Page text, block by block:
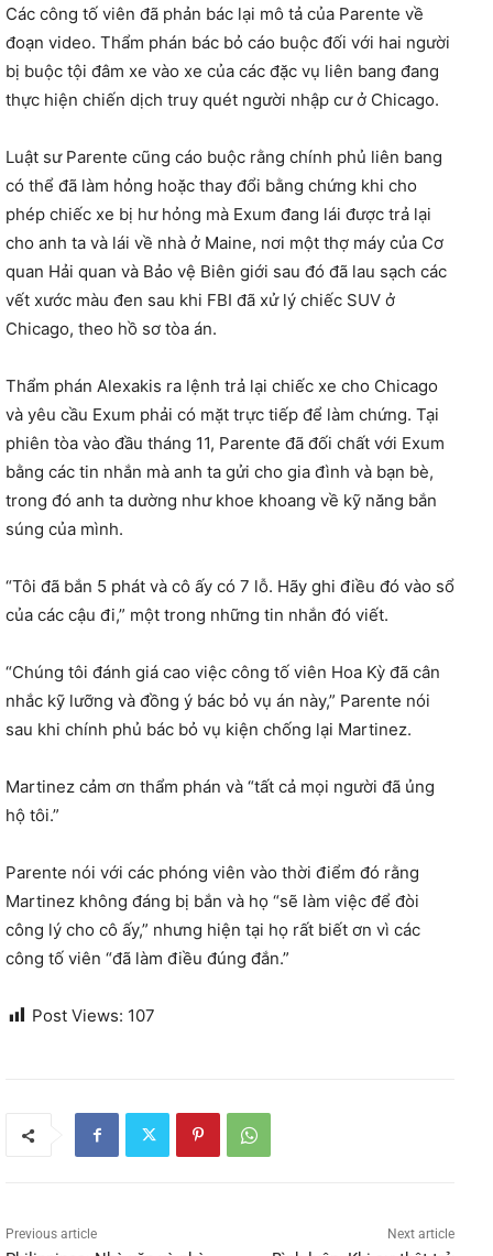
Các công tố viên đã phản bác lại mô tả của Parente về
đoạn video. Thẩm phán bác bỏ cáo buộc đối với hai người
bị buộc tội đâm xe vào xe của các đặc vụ liên bang đang
thực hiện chiến dịch truy quét người nhập cư ở Chicago.
Luật sư Parente cũng cáo buộc rằng chính phủ liên bang
có thể đã làm hỏng hoặc thay đổi bằng chứng khi cho
phép chiếc xe bị hư hỏng mà Exum đang lái được trả lại
cho anh ta và lái về nhà ở Maine, nơi một thợ máy của Cơ
quan Hải quan và Bảo vệ Biên giới sau đó đã lau sạch các
vết xước màu đen sau khi FBI đã xử lý chiếc SUV ở
Chicago, theo hồ sơ tòa án.
Thẩm phán Alexakis ra lệnh trả lại chiếc xe cho Chicago
và yêu cầu Exum phải có mặt trực tiếp để làm chứng. Tại
phiên tòa vào đầu tháng 11, Parente đã đối chất với Exum
bằng các tin nhắn mà anh ta gửi cho gia đình và bạn bè,
trong đó anh ta dường như khoe khoang về kỹ năng bắn
súng của mình.
“Tôi đã bắn 5 phát và cô ấy có 7 lỗ. Hãy ghi điều đó vào sổ
của các cậu đi,” một trong những tin nhắn đó viết.
“Chúng tôi đánh giá cao việc công tố viên Hoa Kỳ đã cân
nhắc kỹ lưỡng và đồng ý bác bỏ vụ án này,” Parente nói
sau khi chính phủ bác bỏ vụ kiện chống lại Martinez.
Martinez cảm ơn thẩm phán và “tất cả mọi người đã ủng
hộ tôi.”
Parente nói với các phóng viên vào thời điểm đó rằng
Martinez không đáng bị bắn và họ “sẽ làm việc để đòi
công lý cho cô ấy,” nhưng hiện tại họ rất biết ơn vì các
công tố viên “đã làm điều đúng đắn.”
Post Views: 107
Previous article Next article